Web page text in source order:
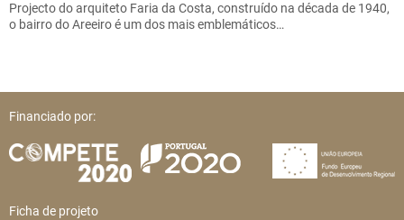
Projecto do arquiteto Faria da Costa, construído na década de 1940,
o bairro do Areeiro é um dos mais emblemáticos…
Financiado por:
Ficha de projeto